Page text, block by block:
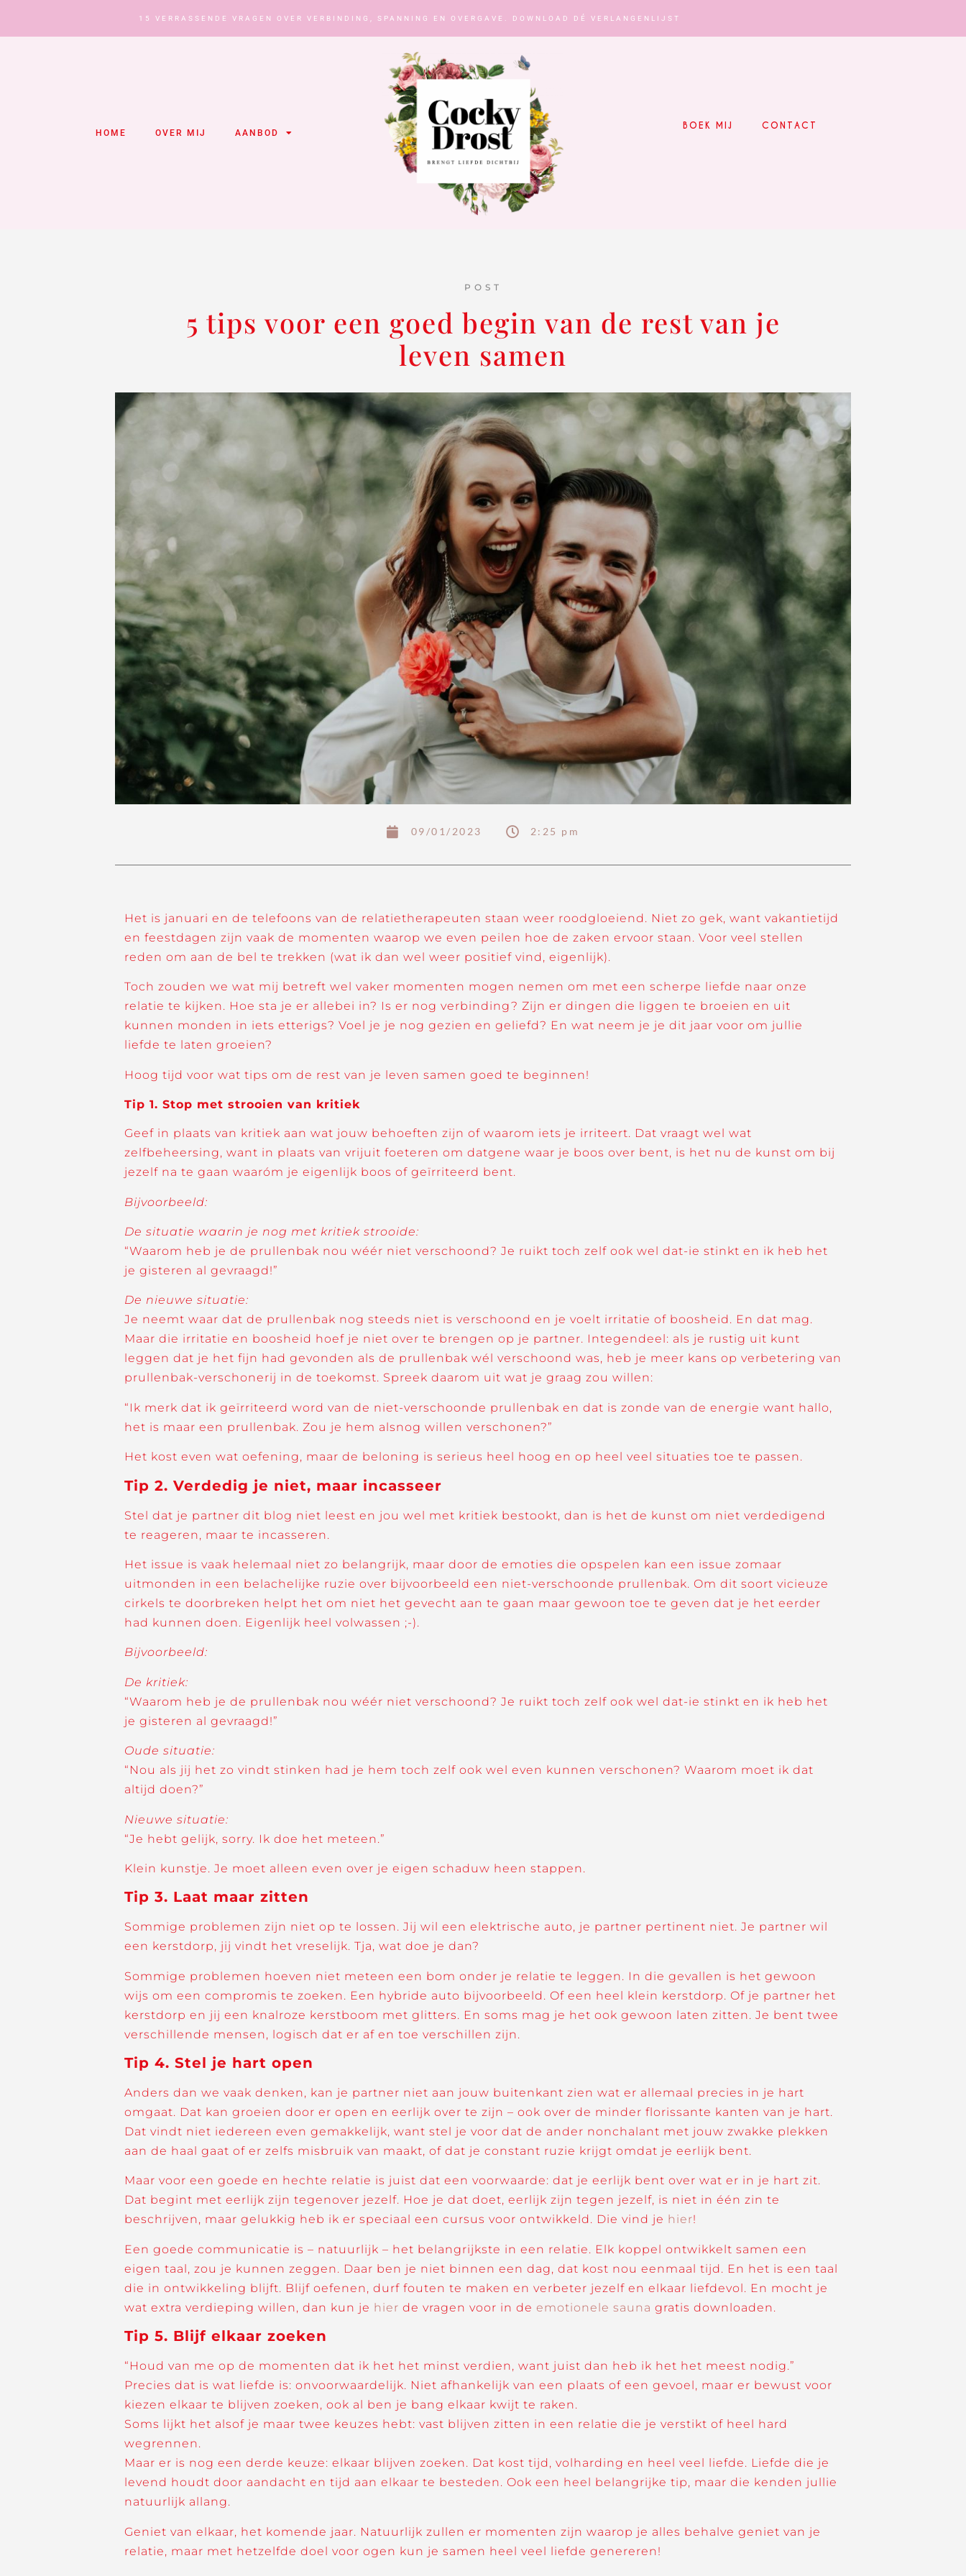
15 VERRASSENDE VRAGEN OVER VERBINDING, SPANNING EN OVERGAVE. DOWNLOAD DÉ VERLANGENLIJST
HOME OVER MIJ AANBOD
BOEK MIJ CONTACT
POST
5 tips voor een goed begin van de rest van je
leven samen
09/01/2023 2:25 pm
Het is januari en de telefoons van de relatietherapeuten staan weer roodgloeiend. Niet zo gek, want vakantietijd
en feestdagen zijn vaak de momenten waarop we even peilen hoe de zaken ervoor staan. Voor veel stellen
reden om aan de bel te trekken (wat ik dan wel weer positief vind, eigenlijk).
Toch zouden we wat mij betreft wel vaker momenten mogen nemen om met een scherpe liefde naar onze
relatie te kijken. Hoe sta je er allebei in? Is er nog verbinding? Zijn er dingen die liggen te broeien en uit
kunnen monden in iets etterigs? Voel je je nog gezien en geliefd? En wat neem je je dit jaar voor om jullie
liefde te laten groeien?
Hoog tijd voor wat tips om de rest van je leven samen goed te beginnen!
Tip 1. Stop met strooien van kritiek
Geef in plaats van kritiek aan wat jouw behoeften zijn of waarom iets je irriteert. Dat vraagt wel wat
zelfbeheersing, want in plaats van vrijuit foeteren om datgene waar je boos over bent, is het nu de kunst om bij
jezelf na te gaan waaróm je eigenlijk boos of geïrriteerd bent.
Bijvoorbeeld:
De situatie waarin je nog met kritiek strooide:
“Waarom heb je de prullenbak nou wéér niet verschoond? Je ruikt toch zelf ook wel dat-ie stinkt en ik heb het
je gisteren al gevraagd!”
De nieuwe situatie:
Je neemt waar dat de prullenbak nog steeds niet is verschoond en je voelt irritatie of boosheid. En dat mag.
Maar die irritatie en boosheid hoef je niet over te brengen op je partner. Integendeel: als je rustig uit kunt
leggen dat je het fijn had gevonden als de prullenbak wél verschoond was, heb je meer kans op verbetering van
prullenbak-verschonerij in de toekomst. Spreek daarom uit wat je graag zou willen:
“Ik merk dat ik geïrriteerd word van de niet-verschoonde prullenbak en dat is zonde van de energie want hallo,
het is maar een prullenbak. Zou je hem alsnog willen verschonen?”
Het kost even wat oefening, maar de beloning is serieus heel hoog en op heel veel situaties toe te passen.
Tip 2. Verdedig je niet, maar incasseer
Stel dat je partner dit blog niet leest en jou wel met kritiek bestookt, dan is het de kunst om niet verdedigend
te reageren, maar te incasseren.
Het issue is vaak helemaal niet zo belangrijk, maar door de emoties die opspelen kan een issue zomaar
uitmonden in een belachelijke ruzie over bijvoorbeeld een niet-verschoonde prullenbak. Om dit soort vicieuze
cirkels te doorbreken helpt het om niet het gevecht aan te gaan maar gewoon toe te geven dat je het eerder
had kunnen doen. Eigenlijk heel volwassen ;-).
Bijvoorbeeld:
De kritiek:
“Waarom heb je de prullenbak nou wéér niet verschoond? Je ruikt toch zelf ook wel dat-ie stinkt en ik heb het
je gisteren al gevraagd!”
Oude situatie:
“Nou als jij het zo vindt stinken had je hem toch zelf ook wel even kunnen verschonen? Waarom moet ik dat
altijd doen?”
Nieuwe situatie:
“Je hebt gelijk, sorry. Ik doe het meteen.”
Klein kunstje. Je moet alleen even over je eigen schaduw heen stappen.
Tip 3. Laat maar zitten
Sommige problemen zijn niet op te lossen. Jij wil een elektrische auto, je partner pertinent niet. Je partner wil
een kerstdorp, jij vindt het vreselijk. Tja, wat doe je dan?
Sommige problemen hoeven niet meteen een bom onder je relatie te leggen. In die gevallen is het gewoon
wijs om een compromis te zoeken. Een hybride auto bijvoorbeeld. Of een heel klein kerstdorp. Of je partner het
kerstdorp en jij een knalroze kerstboom met glitters. En soms mag je het ook gewoon laten zitten. Je bent twee
verschillende mensen, logisch dat er af en toe verschillen zijn.
Tip 4. Stel je hart open
Anders dan we vaak denken, kan je partner niet aan jouw buitenkant zien wat er allemaal precies in je hart
omgaat. Dat kan groeien door er open en eerlijk over te zijn – ook over de minder florissante kanten van je hart.
Dat vindt niet iedereen even gemakkelijk, want stel je voor dat de ander nonchalant met jouw zwakke plekken
aan de haal gaat of er zelfs misbruik van maakt, of dat je constant ruzie krijgt omdat je eerlijk bent.
Maar voor een goede en hechte relatie is juist dat een voorwaarde: dat je eerlijk bent over wat er in je hart zit.
Dat begint met eerlijk zijn tegenover jezelf. Hoe je dat doet, eerlijk zijn tegen jezelf, is niet in één zin te
beschrijven, maar gelukkig heb ik er speciaal een cursus voor ontwikkeld. Die vind je hier!
Een goede communicatie is – natuurlijk – het belangrijkste in een relatie. Elk koppel ontwikkelt samen een
eigen taal, zou je kunnen zeggen. Daar ben je niet binnen een dag, dat kost nou eenmaal tijd. En het is een taal
die in ontwikkeling blijft. Blijf oefenen, durf fouten te maken en verbeter jezelf en elkaar liefdevol. En mocht je
wat extra verdieping willen, dan kun je hier de vragen voor in de emotionele sauna gratis downloaden.
Tip 5. Blijf elkaar zoeken
“Houd van me op de momenten dat ik het het minst verdien, want juist dan heb ik het het meest nodig.”
Precies dat is wat liefde is: onvoorwaardelijk. Niet afhankelijk van een plaats of een gevoel, maar er bewust voor
kiezen elkaar te blijven zoeken, ook al ben je bang elkaar kwijt te raken.
Soms lijkt het alsof je maar twee keuzes hebt: vast blijven zitten in een relatie die je verstikt of heel hard
wegrennen.
Maar er is nog een derde keuze: elkaar blijven zoeken. Dat kost tijd, volharding en heel veel liefde. Liefde die je
levend houdt door aandacht en tijd aan elkaar te besteden. Ook een heel belangrijke tip, maar die kenden jullie
natuurlijk allang.
Geniet van elkaar, het komende jaar. Natuurlijk zullen er momenten zijn waarop je alles behalve geniet van je
relatie, maar met hetzelfde doel voor ogen kun je samen heel veel liefde genereren!